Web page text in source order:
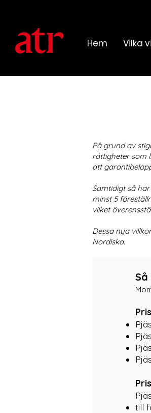
Hem Vilka
På grund av
rättigheter som
att
Samtidigt så
minst 5
vilket
Dessa nya
Nordiska.
till